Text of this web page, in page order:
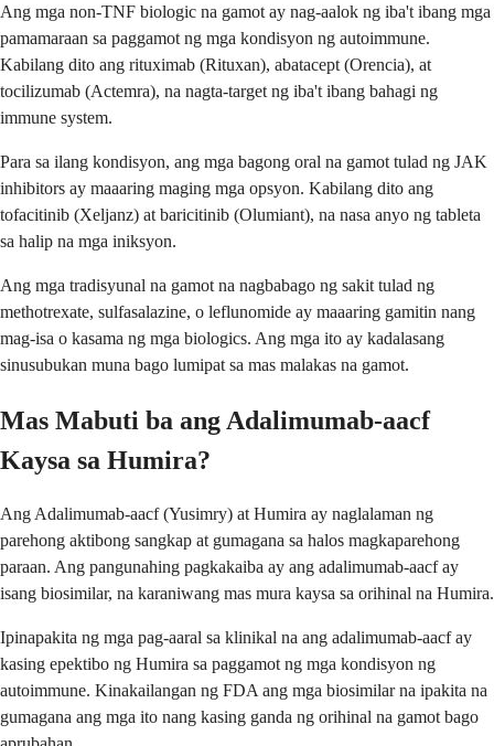
Ang mga non-TNF biologic na gamot ay nag-aalok ng iba't ibang mga
pamamaraan sa paggamot ng mga kondisyon ng autoimmune.
Kabilang dito ang rituximab (Rituxan), abatacept (Orencia), at
tocilizumab (Actemra), na nagta-target ng iba't ibang bahagi ng
immune system.
Para sa ilang kondisyon, ang mga bagong oral na gamot tulad ng JAK
inhibitors ay maaaring maging mga opsyon. Kabilang dito ang
tofacitinib (Xeljanz) at baricitinib (Olumiant), na nasa anyo ng tableta
sa halip na mga iniksyon.
Ang mga tradisyunal na gamot na nagbabago ng sakit tulad ng
methotrexate, sulfasalazine, o leflunomide ay maaaring gamitin nang
mag-isa o kasama ng mga biologics. Ang mga ito ay kadalasang
sinusubukan muna bago lumipat sa mas malakas na gamot.
Mas Mabuti ba ang Adalimumab-aacf
Kaysa sa Humira?
Ang Adalimumab-aacf (Yusimry) at Humira ay naglalaman ng
parehong aktibong sangkap at gumagana sa halos magkaparehong
paraan. Ang pangunahing pagkakaiba ay ang adalimumab-aacf ay
isang biosimilar, na karaniwang mas mura kaysa sa orihinal na Humira.
Ipinapakita ng mga pag-aaral sa klinikal na ang adalimumab-aacf ay
kasing epektibo ng Humira sa paggamot ng mga kondisyon ng
autoimmune. Kinakailangan ng FDA ang mga biosimilar na ipakita na
gumagana ang mga ito nang kasing ganda ng orihinal na gamot bago